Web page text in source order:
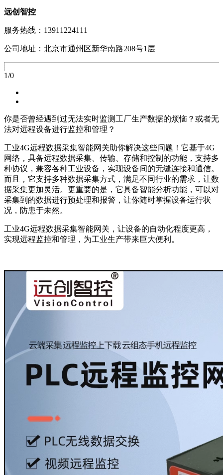
远创智控
服务热线：13911224111
公司地址：北京市通州区新华南路208号1层
1/0
你是否曾经遇到过无法实时监测工厂生产数据的烦恼？或者无
法对远程设备进行监控和管理？
工业4G远程数据采集智能网关助你解决这些问题！它基于4G
网络，具备远程数据采集、传输、存储和控制的功能，支持多
种协议，兼容各种工业设备，实现设备间的无缝连接和通信。
而且，它支持多种数据采集方式，满足不同行业的需求，让数
据采集更加灵活。更重要的是，它具备智能分析功能，可以对
采集到的数据进行预处理和报警，让你随时掌握设备运行状
况，防患于未然。
工业4G远程数据采集智能网关，让设备的自动化程度更高，
实现远程监控和管理，为工业生产带来巨大便利。